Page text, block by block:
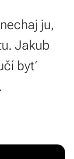
ju,
Jakub
byť